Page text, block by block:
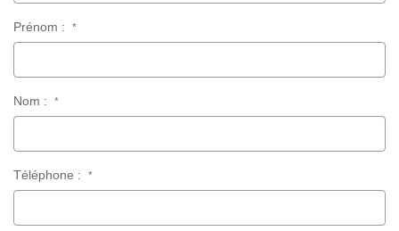
Prénom : *
Nom : *
Téléphone : *